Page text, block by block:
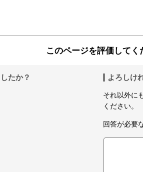
このページを評価してく
たか？ よろしけ
それ以外に
ください。
回答が必要